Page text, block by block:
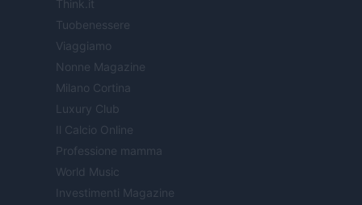
Think.it
Tuobenessere
Viaggiamo
Nonne Magazine
Milano Cortina
Luxury Club
Il Calcio Online
Professione mamma
World Music
Investimenti Magazine